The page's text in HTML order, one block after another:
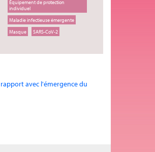
Équipement de protection
individuel
Maladie infectieuse émergente
Masque
SARS-CoV-2
avec l'émergence du